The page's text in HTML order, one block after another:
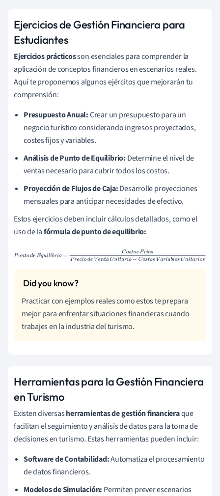
Ejercicios de Gestión Financiera para
Estudiantes
Ejercicios prácticosson esenciales para comprender la
aplicación de conceptos financieros en escenarios reales.
Aquí te proponemos algunos ejércitos que mejorarán tu
comprensión:
Presupuesto Anual:Crear un presupuesto para un
negocio turístico considerando ingresos proyectados,
costes fijos y variables.
Análisis de Punto de Equilibrio: Determine el nivel de
ventas necesario para cubrir todos los costos.
Proyección de Flujos de Caja:Desarrolle proyecciones
mensuales para anticipar necesidades de efectivo.
Estos ejercicios deben incluir cálculos detallados, como el
uso de lafórmula de punto de equilibrio:
PuntodeEquilibrio=CostosFijosPreciodeVentaUnitario−Cost
Practicar con ejemplos reales como estos te prepara
mejor para enfrentar situaciones financieras cuando
trabajes en la industria del turismo.
Herramientas para la Gestión Financiera
en Turismo
Existen diversasherramientas de gestión financieraque
facilitan el seguimiento y análisis de datos para la toma de
decisiones en turismo. Estas herramientas pueden incluir:
Software de Contabilidad:Automatiza el procesamiento
de datos financieros.
Modelos de Simulación: Permiten prever escenarios